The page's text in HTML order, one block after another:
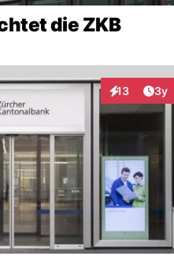
die ZKB
13 3y